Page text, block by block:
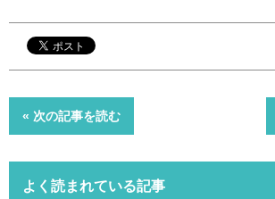
« 次の記事を読む
よく読まれている記事